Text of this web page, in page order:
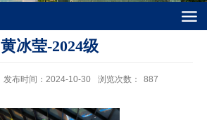
黄冰莹-2024级
发布时间：2024-10-30 浏览次数： 887